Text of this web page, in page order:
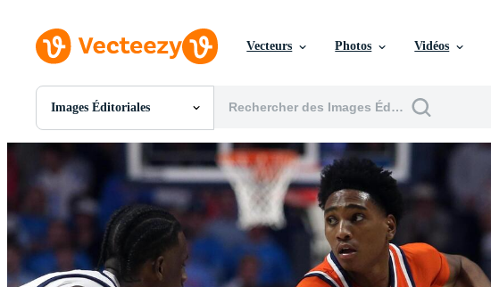
Vecteurs Photos Vidéos
Images Éditoriales
Toutes Images
SVGs
Modèles
Vecteurs
Vidéos
Motion graphics